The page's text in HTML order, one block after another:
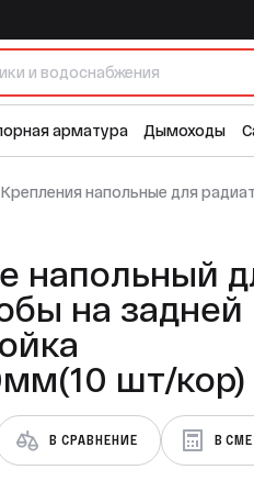
арматура Дымоходы
Крепления напольные для
напольный
на задней
шт/кор)
В СРАВНЕНИЕ В